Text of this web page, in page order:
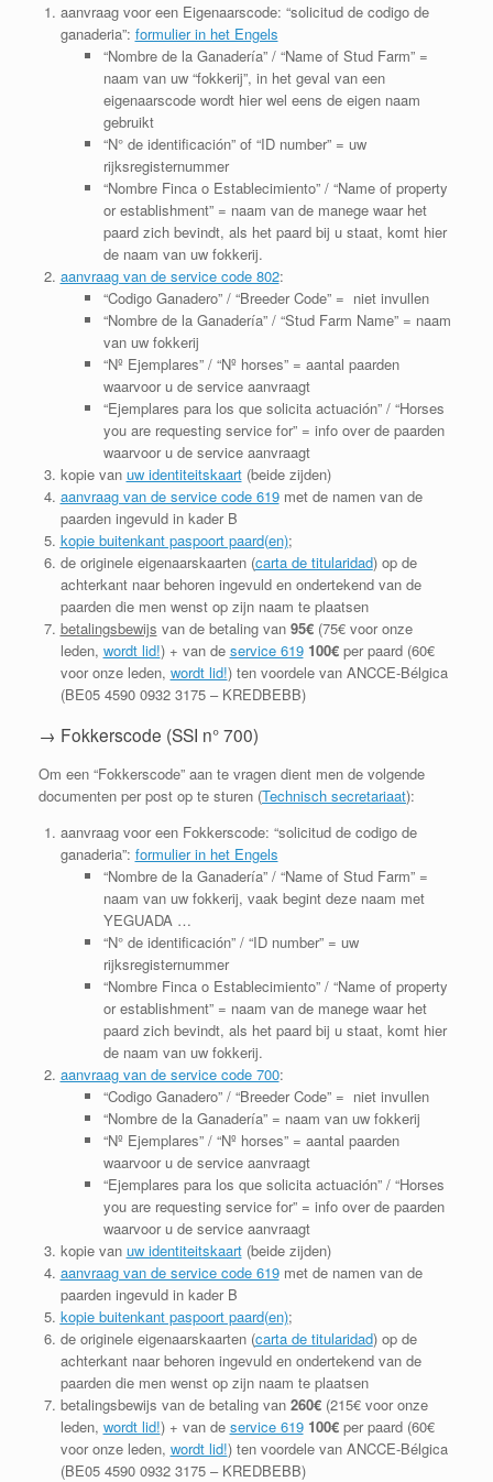
aanvraag voor een Eigenaarscode: “solicitud de codigo de
ganaderia”: formulier in het Engels
“Nombre de la Ganadería” / “Name of Stud Farm” =
naam van uw “fokkerij”, in het geval van een
eigenaarscode wordt hier wel eens de eigen naam
gebruikt
“N° de identificación” of “ID number” = uw
rijksregisternummer
“Nombre Finca o Establecimiento” / “Name of property
or establishment” = naam van de manege waar het
paard zich bevindt, als het paard bij u staat, komt hier
de naam van uw fokkerij.
aanvraag van de service code 802:
“Codigo Ganadero” / “Breeder Code” = niet invullen
“Nombre de la Ganadería” / “Stud Farm Name” = naam
van uw fokkerij
“Nº Ejemplares” / “Nº horses” = aantal paarden
waarvoor u de service aanvraagt
“Ejemplares para los que solicita actuación” / “Horses
you are requesting service for” = info over de paarden
waarvoor u de service aanvraagt
kopie van uw identiteitskaart(beide zijden)
aanvraag van de service code 619met de namen van de
paarden ingevuld in kader B
kopie buitenkant paspoort paard(en);
de originele eigenaarskaarten (carta de titularidad) op de
achterkant naar behoren ingevuld en ondertekend van de
paarden die men wenst op zijn naam te plaatsen
betalingsbewijs van de betaling van 95€(75€ voor onze
leden, wordt lid!) + van de service 619 100€per paard (60€
voor onze leden, wordt lid!) ten voordele van ANCCE-Bélgica
(BE05 4590 0932 3175 – KREDBEBB)
→ Fokkerscode (SSI n° 700)
Om een “Fokkerscode” aan te vragen dient men de volgende
documenten per post op te sturen (Technisch secretariaat):
aanvraag voor een Fokkerscode: “solicitud de codigo de
ganaderia”: formulier in het Engels
“Nombre de la Ganadería” / “Name of Stud Farm” =
naam van uw fokkerij, vaak begint deze naam met
YEGUADA …
“N° de identificación” / “ID number” = uw
rijksregisternummer
“Nombre Finca o Establecimiento” / “Name of property
or establishment” = naam van de manege waar het
paard zich bevindt, als het paard bij u staat, komt hier
de naam van uw fokkerij.
aanvraag van de service code 700:
“Codigo Ganadero” / “Breeder Code” = niet invullen
“Nombre de la Ganadería” = naam van uw fokkerij
“Nº Ejemplares” / “Nº horses” = aantal paarden
waarvoor u de service aanvraagt
“Ejemplares para los que solicita actuación” / “Horses
you are requesting service for” = info over de paarden
waarvoor u de service aanvraagt
kopie van uw identiteitskaart(beide zijden)
aanvraag van de service code 619met de namen van de
paarden ingevuld in kader B
kopie buitenkant paspoort paard(en);
de originele eigenaarskaarten (carta de titularidad) op de
achterkant naar behoren ingevuld en ondertekend van de
paarden die men wenst op zijn naam te plaatsen
betalingsbewijs van de betaling van 260€(215€ voor onze
leden, wordt lid!) + van de service 619 100€per paard (60€
voor onze leden, wordt lid!) ten voordele van ANCCE-Bélgica
(BE05 4590 0932 3175 – KREDBEBB)